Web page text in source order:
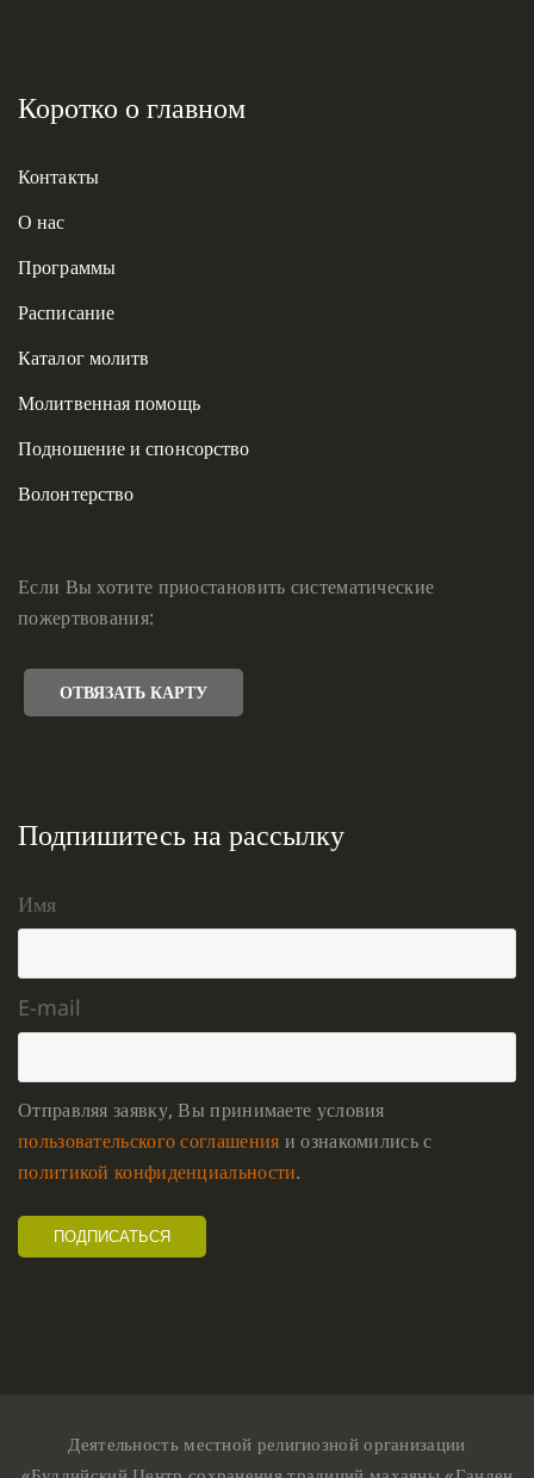
Коротко о главном
Контакты
О нас
Программы
Расписание
Каталог молитв
Молитвенная помощь
Подношение и спонсорство
Волонтерство
Если Вы хотите приостановить систематические
пожертвования:
ОТВЯЗАТЬ КАРТУ
Подпишитесь на рассылку
Имя
E-mail
Отправляя заявку, Вы принимаете условия
пользовательского соглашения и ознакомились с
политикой конфиденциальности.
Деятельность местной религиозной организации